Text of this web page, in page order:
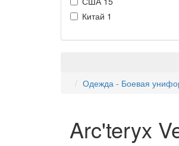
Китай 1
Одежда - Боевая
Arc'teryx